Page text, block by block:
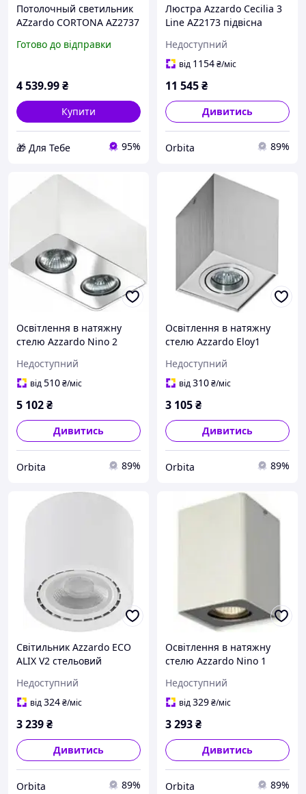
Потолочный светильник
AZzardo CORTONA AZ2737
Готово до відправки
4 539.99₴
Купити
🎁 Для Тебе 95%
Люстра Azzardo Cecilia 3
Line AZ2173 підвісна
Недоступний
від 1154₴/міс
11 545₴
Дивитись
Orbita 89%
Освітлення в натяжну
стелю Azzardo Nino 2
Недоступний
від510₴/міс
5 102₴
Дивитись
Orbita 89%
Освітлення в натяжну
стелю Azzardo Eloy1
10x10x12см
Недоступний
від310₴/міс
3 105₴
Дивитись
Orbita 89%
Світильник Azzardo ECO
ALIX V2 стельовий
Недоступний
від324₴/міс
3 239₴
Дивитись
Orbita 89%
Освітлення в натяжну
стелю Azzardo Nino 1
Недоступний
від329₴/міс
3 293₴
Дивитись
Orbita 89%